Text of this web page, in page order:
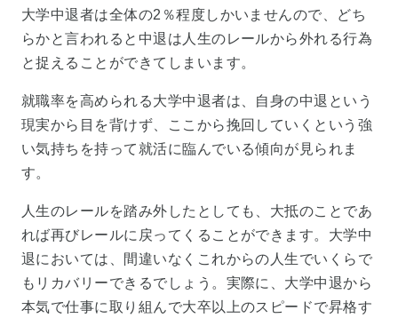
大学中退者は全体の2％程度しかいませんので、どち
らかと言われると中退は人生のレールから外れる行為
と捉えることができてしまいます。
就職率を高められる大学中退者は、自身の中退という
現実から目を背けず、ここから挽回していくという強
い気持ちを持って就活に臨んでいる傾向が見られま
す。
人生のレールを踏み外したとしても、大抵のことであ
れば再びレールに戻ってくることができます。大学中
退においては、間違いなくこれからの人生でいくらで
もリカバリーできるでしょう。実際に、大学中退から
本気で仕事に取り組んで大卒以上のスピードで昇格す